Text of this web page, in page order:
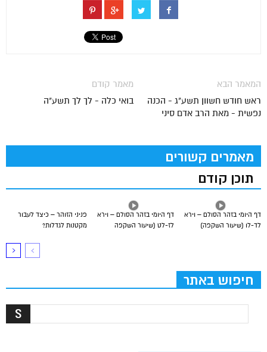
מאמר קודם
בואי כלה - לך לך תשע"ה
המאמר הבא
ראש חודש חשוון תשע"ג - הכנה
נפשית - מאת הרב אדם סיני
מאמרים קשורים
תוכן קודם
פניני הזוהר – כיצד לעבור
מקטנות לגדלות?
דף היומי בזהר הסולם – וירא
לז-לט (שיעור השקפה
דף היומי בזהר הסולם – וירא
לד-לו (שיעור השקפה)
חיפוש באתר